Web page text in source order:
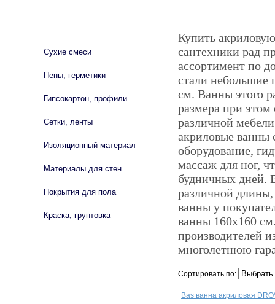
Купить
сантехники рад
ассортимент по
стали небольшие
см. Ванны этого
размера при этом
различной
акриловые ванны
оборудование,
массаж для ног,
будничных дней.
различной
ванны у
ванны 160х160
производителей
многолетнюю
Сортировать по:
Bas ванна акриловая
Сухие смеси
Пены, герметики
Гипсокартон, профили
Сетки, ленты
Изоляционный материал
Материалы для стен
Покрытия для пола
Краска, грунтовка